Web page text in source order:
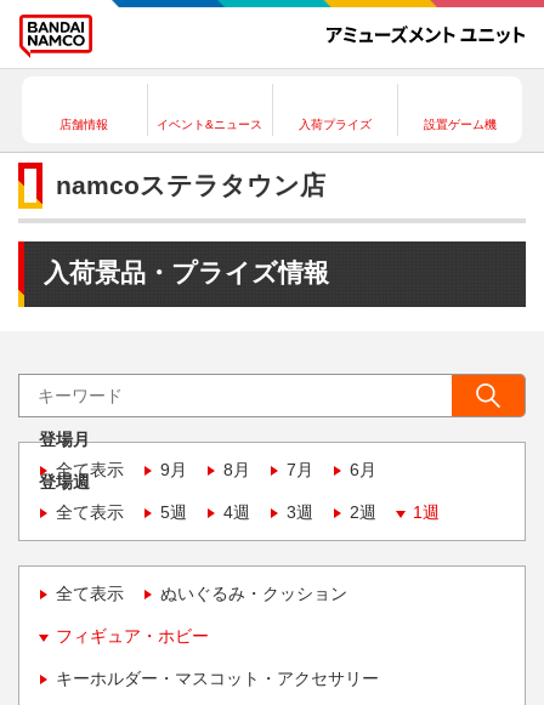
店舗情報 イベント&ニュース 入荷プライズ 設置ゲーム機
namcoステラタウン店
入荷景品・プライズ情報
登場月
全て表示
9月 8月 7月 6月
登場週
全て表示
5週 4週 3週 2週 1週
全て表示 ぬいぐるみ・クッション
フィギュア・ホビー
キーホルダー・マスコット・アクセサリー